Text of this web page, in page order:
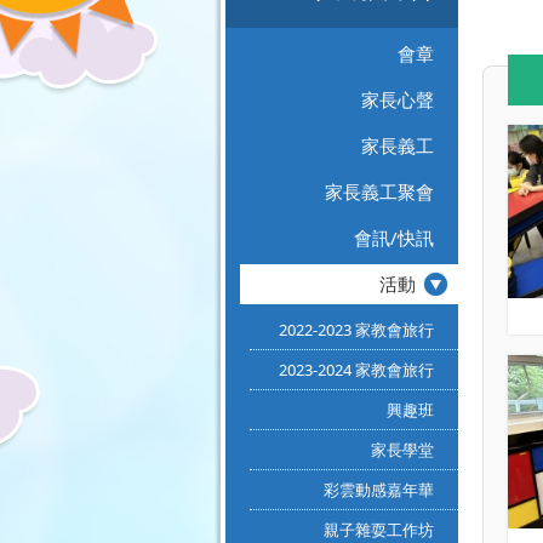
會章
家長心聲
家長義工
家長義工聚會
會訊/快訊
活動
2022-2023 家教會旅行
2023-2024 家教會旅行
興趣班
家長學堂
彩雲動感嘉年華
親子雜耍工作坊